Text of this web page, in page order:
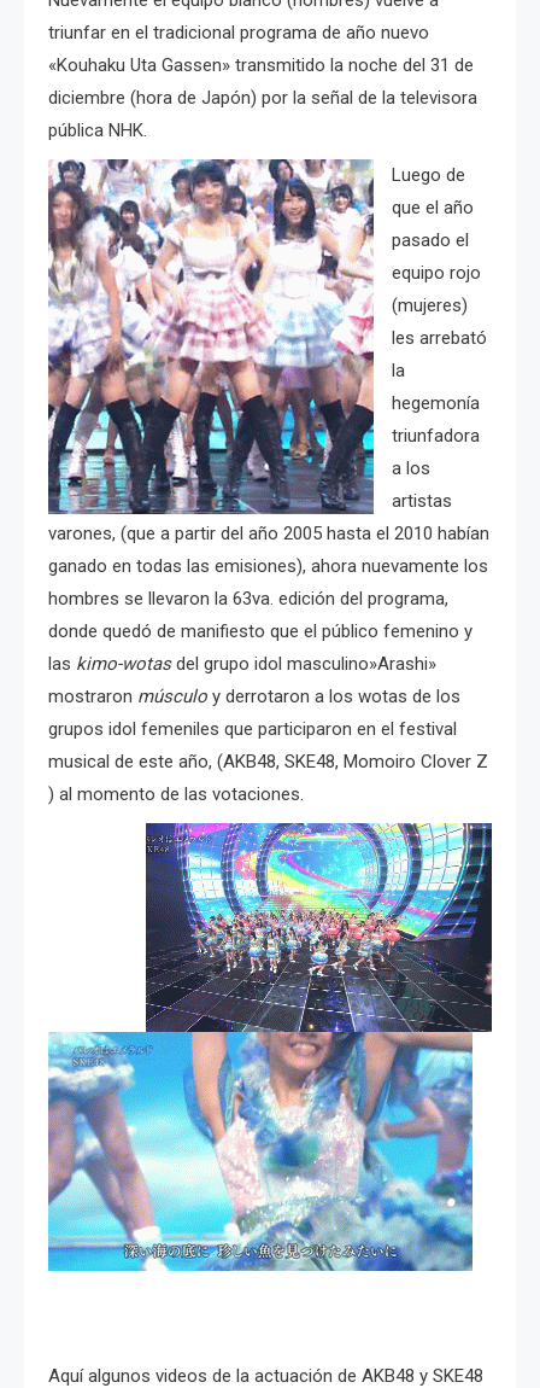
triunfar en el tradicional programa de año nuevo
«Kouhaku Uta Gassen» transmitido la noche del 31 de
diciembre (hora de Japón) por la señal de la televisora
pública NHK.
Luego de
que el año
pasado el
equipo rojo
(mujeres)
les arrebató
la
hegemonía
triunfadora
a los
artistas
varones, (que a partir del año 2005 hasta el 2010 habían
ganado en todas las emisiones), ahora nuevamente los
hombres se llevaron la 63va. edición del programa,
donde quedó de manifiesto que el público femenino y
las kimo-wotasdel grupo idol masculino»Arashi»
mostraron músculo y derrotaron a los wotas de los
grupos idol femeniles que participaron en el festival
musical de este año, (AKB48, SKE48, Momoiro Clover Z
) al momento de las votaciones.
Aquí algunos videos de la actuación de AKB48 y SKE48